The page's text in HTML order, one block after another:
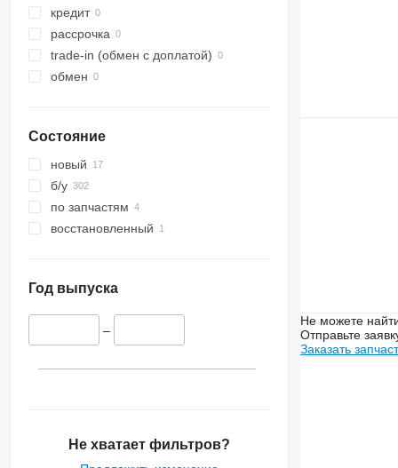
6510
6600
6610
6620
6820
6910
6920
7000
7700
8310
8345 R
8530
9570
кредит
рассрочка
trade-in (обмен с доплатой)
обмен
Состояние
новый
б/у
по запчастям
восстановленный
Год выпуска
–
Не хватает фильтров?
Не можете
Отправьте
Заказать